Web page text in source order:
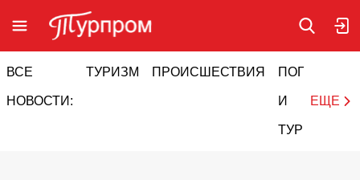
ВСЕ
НОВОСТИ:
ТУРИЗМ ПРОИСШЕСТВИЯ ПОГОДА
И
ТУРИЗМ
ЕЩЕ